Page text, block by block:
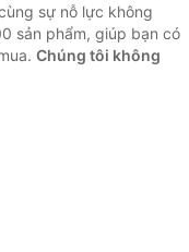
sự nỗ lực không
sản phẩm, giúp bạn có
Chúng tôi không